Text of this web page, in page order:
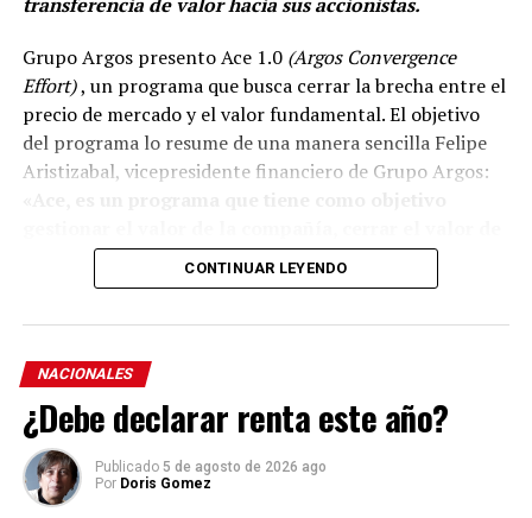
transferencia de valor hacia sus accionistas.
Grupo Argos presento Ace 1.0(Argos Convergence
Effort), un programa que busca cerrar la brecha entre el
precio de mercado y el valor fundamental. El objetivo
del programa lo resume de una manera sencilla Felipe
Aristizabal, vicepresidente financiero de Grupo Argos:
la brecha que existe entre el precio que el mercado
reconoce del valor fundamental de nuestra
El programa, se apoya en la hoja de ruta que la
organización ha trazado y recorrido durante la última
década para simplificar su estructura, en enfocar su
portafolio, fortalecer su balance, rotar capital y hacer
más visible el valor de sus activos.
CONTINUAR LEYENDO
NACIONALES
¿Debe declarar renta este año?
Publicado 5 de agosto de 2026 ago
Por Doris Gomez